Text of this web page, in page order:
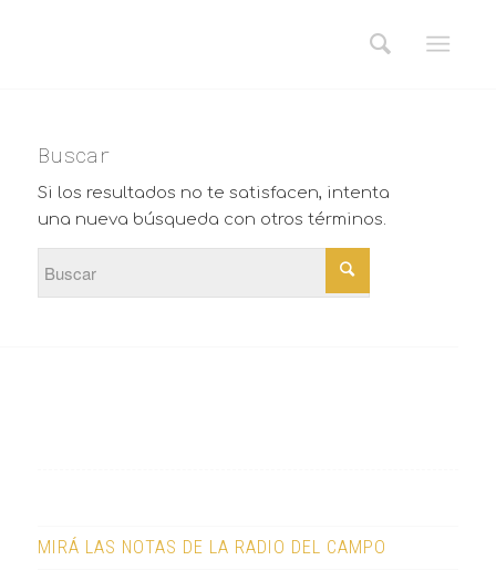
Buscar
Si los resultados no te satisfacen, intenta
una nueva búsqueda con otros términos.
MIRÁ LAS NOTAS DE LA RADIO DEL CAMPO